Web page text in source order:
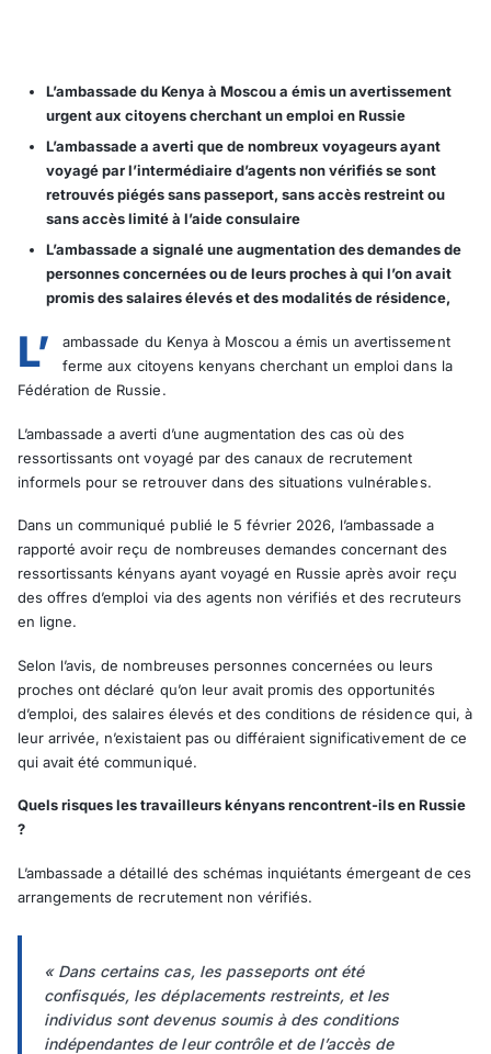
L’ambassade du Kenya à Moscou a émis un avertissement
urgent aux citoyens cherchant un emploi en Russie
L’ambassade a averti que de nombreux voyageurs ayant
voyagé par l’intermédiaire d’agents non vérifiés se sont
retrouvés piégés sans passeport, sans accès restreint ou
sans accès limité à l’aide consulaire
L’ambassade a signalé une augmentation des demandes de
personnes concernées ou de leurs proches à qui l’on avait
promis des salaires élevés et des modalités de résidence,
L’
ambassade du Kenya à Moscou a émis un avertissement
ferme aux citoyens kenyans cherchant un emploi dans la
Fédération de Russie.
L’ambassade a averti d’une augmentation des cas où des
ressortissants ont voyagé par des canaux de recrutement
informels pour se retrouver dans des situations vulnérables.
Dans un communiqué publié le 5 février 2026, l’ambassade a
rapporté avoir reçu de nombreuses demandes concernant des
ressortissants kényans ayant voyagé en Russie après avoir reçu
des offres d’emploi via des agents non vérifiés et des recruteurs
en ligne.
Selon l’avis, de nombreuses personnes concernées ou leurs
proches ont déclaré qu’on leur avait promis des opportunités
d’emploi, des salaires élevés et des conditions de résidence qui, à
leur arrivée, n’existaient pas ou différaient significativement de ce
qui avait été communiqué.
Quels risques les travailleurs kényans rencontrent-ils en Russie
?
L’ambassade a détaillé des schémas inquiétants émergeant de ces
arrangements de recrutement non vérifiés.
« Dans certains cas, les passeports ont été
confisqués, les déplacements restreints, et les
individus sont devenus soumis à des conditions
indépendantes de leur contrôle et de l’accès de